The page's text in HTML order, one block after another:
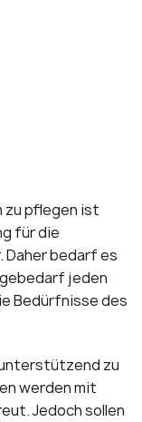
zu pflegen ist
für die
bedarf es
jeden
Bedürfnisse des
zu
werden mit
Jedoch sollen